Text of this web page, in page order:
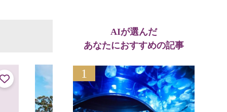
AIが選んだ
あなたにおすすめの記事
1